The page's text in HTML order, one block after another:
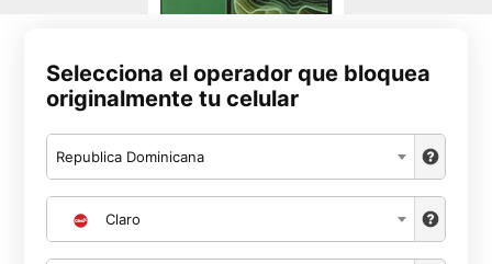
Selecciona el operador que bloquea
originalmente tu celular
Republica Dominicana
Claro